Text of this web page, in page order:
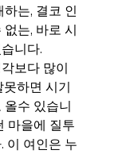
는, 결코 인
는, 바로 시
니다.
보다 많이
하면 시기
수 있습니
마을에 질투
이 여인은 누